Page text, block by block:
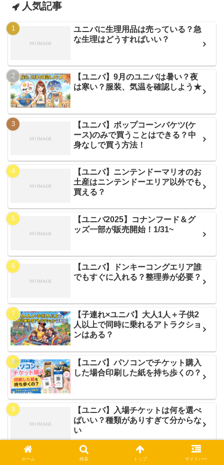
人気記事
ユニバに生理用品は売っている？急
な生理はどうすればいい？
【ユニバ】9月のユニバは暑い？夜
は寒い？服装、気温を確認しよう★
【ユニバ】ポップコーンバケツ(ケ
ース)のみで買うことはできる？中
身なしで買う方法！
【ユニバ】ニンテンドーマリオのお
土産はニンテンドーエリア以外でも
買える？
【ユニバ2025】コナンフード＆グ
ッズ一部が販売開始！1/31~
【ユニバ】ドンキーコングエリア誰
でもすぐに入れる？整理券が必要？
【子連れ×ユニバ】大人1人＋子供2
人以上で同時に乗れるアトラクショ
ンはある？
【ユニバ】パソコンでチケット購入
した場合印刷した紙を持ち歩くの？
【ユニバ】入場チケットは何を選べ
ばいい？種類がありすぎて分からな
い
【ユニバ】違うアトラクションのe
ホーム 検索 トップ サイドバー